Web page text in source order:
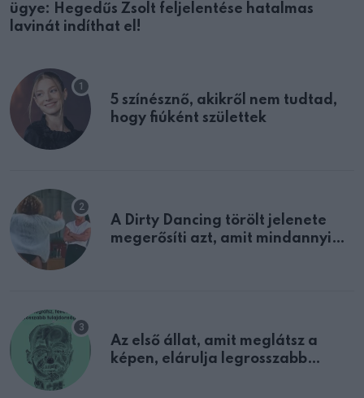
ügye: Hegedűs Zsolt feljelentése hatalmas
lavinát indíthat el!
5 színésznő, akikről nem tudtad,
hogy fiúként születtek
A Dirty Dancing törölt jelenete
megerősíti azt, amit mindannyian
Az első állat, amit meglátsz a
képen, elárulja legrosszabb